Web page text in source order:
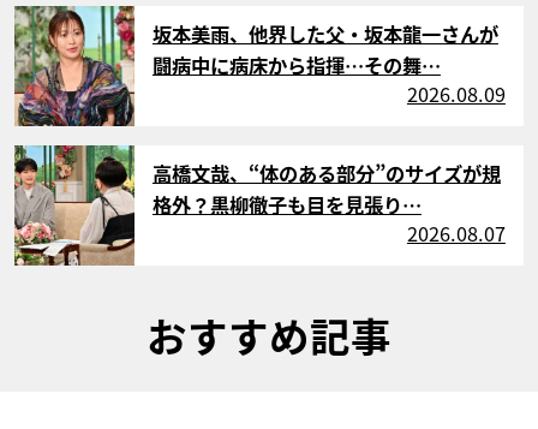
サムネイル
坂本美雨、他界した父・坂本龍一さんが
闘病中に病床から指揮…その舞…
2026.08.09
サムネイル
高橋文哉、“体のある部分”のサイズが規
格外？黒柳徹子も目を見張り…
2026.08.07
おすすめ記事